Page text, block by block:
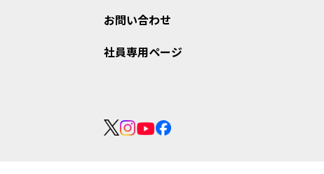
お問い合わせ
社員専用ページ